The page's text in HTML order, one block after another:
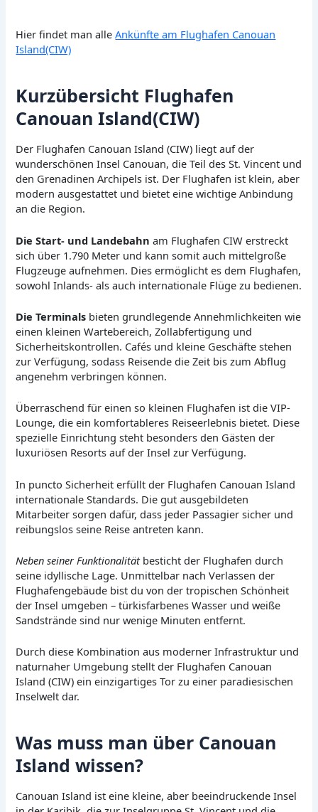
Hier findet man alleAnkünfte am Flughafen Canouan
Island(CIW)
Kurzübersicht Flughafen
Canouan Island(CIW)
Der Flughafen Canouan Island (CIW) liegt auf der
wunderschönen Insel Canouan, die Teil des St. Vincent und
den Grenadinen Archipels ist. Der Flughafen ist klein, aber
modern ausgestattet und bietet eine wichtige Anbindung
an die Region.
Die Start- und Landebahn am Flughafen CIW erstreckt
sich über 1.790 Meter und kann somit auch mittelgroße
Flugzeuge aufnehmen. Dies ermöglicht es dem Flughafen,
sowohl Inlands- als auch internationale Flüge zu bedienen.
Die Terminals bieten grundlegende Annehmlichkeiten wie
einen kleinen Wartebereich, Zollabfertigung und
Sicherheitskontrollen. Cafés und kleine Geschäfte stehen
zur Verfügung, sodass Reisende die Zeit bis zum Abflug
angenehm verbringen können.
Überraschend für einen so kleinen Flughafen ist die VIP-
Lounge, die ein komfortableres Reiseerlebnis bietet. Diese
spezielle Einrichtung steht besonders den Gästen der
luxuriösen Resorts auf der Insel zur Verfügung.
In puncto Sicherheit erfüllt der Flughafen Canouan Island
internationale Standards. Die gut ausgebildeten
Mitarbeiter sorgen dafür, dass jeder Passagier sicher und
reibungslos seine Reise antreten kann.
Neben seiner Funktionalitätbesticht der Flughafen durch
seine idyllische Lage. Unmittelbar nach Verlassen der
Flughafengebäude bist du von der tropischen Schönheit
der Insel umgeben – türkisfarbenes Wasser und weiße
Sandstrände sind nur wenige Minuten entfernt.
Durch diese Kombination aus moderner Infrastruktur und
naturnaher Umgebung stellt der Flughafen Canouan
Island (CIW) ein einzigartiges Tor zu einer paradiesischen
Inselwelt dar.
Was muss man über Canouan
Island wissen?
Canouan Island ist eine kleine, aber beeindruckende Insel